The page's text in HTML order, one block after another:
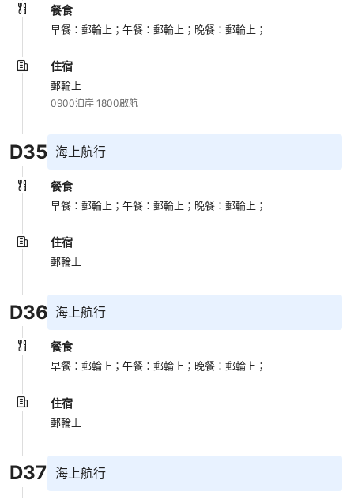
餐食
早餐：郵輪上；午餐：郵輪上； 晚餐：郵輪上；
住宿
郵輪上
0900泊岸 1800啟航
D35 海上航行
餐食
早餐：郵輪上；午餐：郵輪上； 晚餐：郵輪上；
住宿
郵輪上
D36 海上航行
餐食
早餐：郵輪上；午餐：郵輪上； 晚餐：郵輪上；
住宿
郵輪上
D37 海上航行